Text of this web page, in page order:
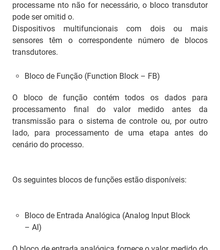
processame nto não for necessário, o bloco transdutor
pode ser omitid o.
Dispositivos multifuncionais com dois ou mais
sensores têm o correspondente número de blocos
transdutores.
Bloco de Função (Function Block – FB)
O bloco de função contém todos os dados para
processamento final do valor medido antes da
transmissão para o sistema de controle ou, por outro
lado, para processamento de uma etapa antes do
cenário do processo.
Os seguintes blocos de funções estão disponíveis:
Bloco de Entrada Analógica (Analog Input Block
– AI)